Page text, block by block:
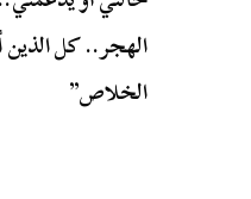
الهجر.. كل الذين
الخلاص”